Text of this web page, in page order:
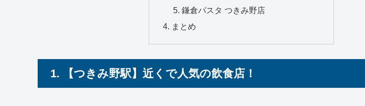
鎌倉パスタ つきみ野店
まとめ
1. 【つきみ野駅】近くで人気の飲食店！